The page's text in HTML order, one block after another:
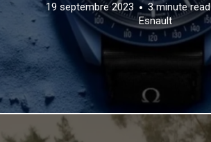
19 septembre 2023 3 minute read
Esnault